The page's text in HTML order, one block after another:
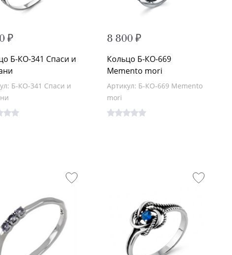
₽
Б-КО-341 Спаси и
Б-КО-341 Спаси и
8 800 ₽
Кольцо Б-КО-669
Memento mori
Артикул: Б-КО-669 Memento
mori